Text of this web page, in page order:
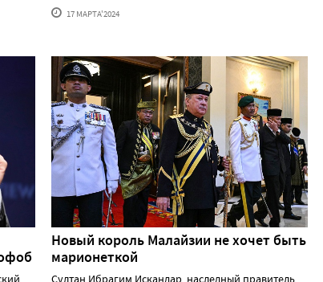
17 МАРТА'2024
Новый король Малайзии не хочет быть
марионеткой
Султан Ибрагим Искандар, наследный правитель